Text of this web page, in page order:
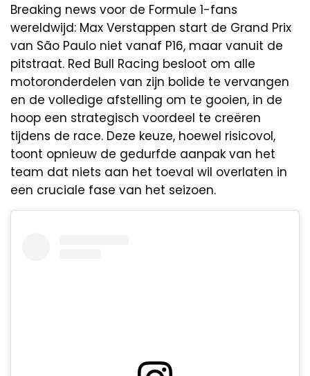
Breaking news voor de Formule 1-fans
wereldwijd: Max Verstappen start de Grand Prix
van São Paulo niet vanaf P16, maar vanuit de
pitstraat. Red Bull Racing besloot om alle
motoronderdelen van zijn bolide te vervangen
en de volledige afstelling om te gooien, in de
hoop een strategisch voordeel te creëren
tijdens de race. Deze keuze, hoewel risicovol,
toont opnieuw de gedurfde aanpak van het
team dat niets aan het toeval wil overlaten in
een cruciale fase van het seizoen.